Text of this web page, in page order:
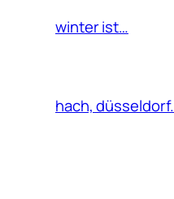
winter ist…
hach, düsseldorf.